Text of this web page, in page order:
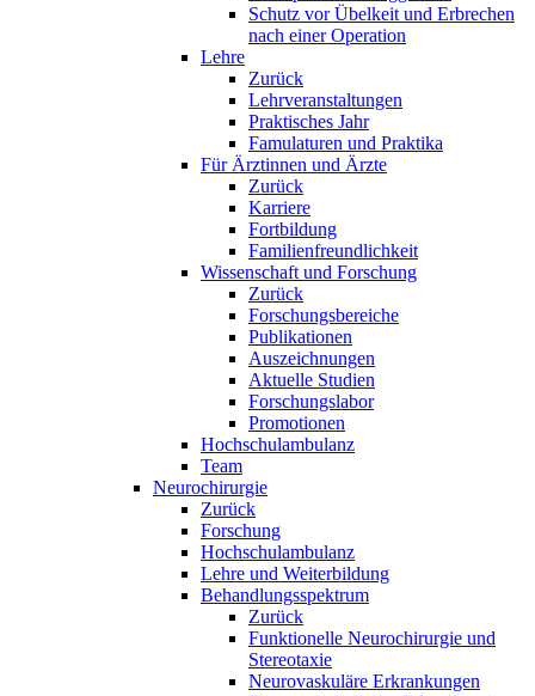
Schutz vor Übelkeit und Erbrechen
nach einer Operation
Lehre
Zurück
Lehrveranstaltungen
Praktisches Jahr
Famulaturen und Praktika
Für Ärztinnen und Ärzte
Zurück
Karriere
Fortbildung
Familienfreundlichkeit
Wissenschaft und Forschung
Zurück
Forschungsbereiche
Publikationen
Auszeichnungen
Aktuelle Studien
Forschungslabor
Promotionen
Hochschulambulanz
Team
Neurochirurgie
Zurück
Forschung
Hochschulambulanz
Lehre und Weiterbildung
Behandlungsspektrum
Zurück
Funktionelle Neurochirurgie und
Stereotaxie
Neurovaskuläre Erkrankungen